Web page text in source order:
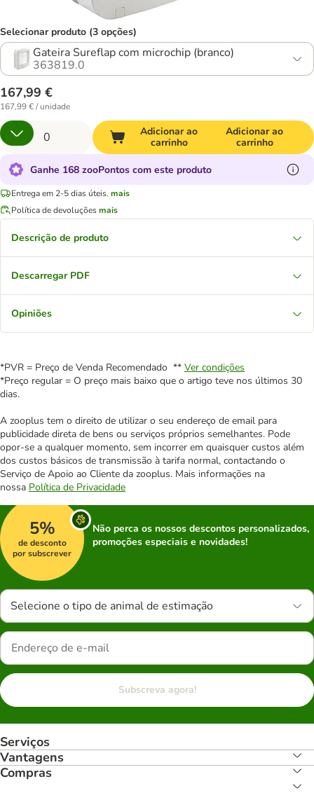
Selecionar produto (3 opções)
Gateira Sureflap com microchip (branco)
363819.0
167,99 €
167,99 € / unidade
Adicionar ao
carrinho
Adicionar ao
carrinho
Ganhe 168 zooPontos com este produto
Entrega em 2-5 dias úteis. mais
Política de devoluçõesmais
Descrição de produto
Descarregar PDF
Opiniões
*PVR = Preço de Venda Recomendado ** Ver condições
*Preço regular = O preço mais baixo que o artigo teve nos últimos 30
dias.
A zooplus tem o direito de utilizar o seu endereço de email para
publicidade direta de bens ou serviços próprios semelhantes. Pode
opor-se a qualquer momento, sem incorrer em quaisquer custos além
dos custos básicos de transmissão à tarifa normal, contactando o
Serviço de Apoio ao Cliente da zooplus. Mais informações na
nossa Política de Privacidade
5%
de desconto
por subscrever
Não perca os nossos descontos personalizados,
promoções especiais e novidades!
Selecione o tipo de animal de estimação
Subscreva agora!
Serviços
Vantagens
Compras